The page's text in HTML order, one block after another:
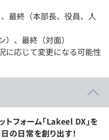
最終（本部長、役員、人
、最終（対面）
に応じて変更になる可能性
フォーム「Lakeel DX」を
の日常を創り出す！